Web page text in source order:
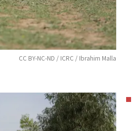
CC BY-NC-ND / ICRC / Ibrahim Malla